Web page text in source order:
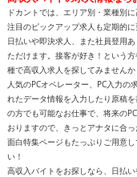
ドカントでは、エリア別・業種別
注目のピックアップ求人も定期的
日払いや即決求人、また社員登用
ただけます。接客が好き！という
種で高収入求人を探してみませんか
人気のPCオペレーター、PC入力の
れたデータ情報を入力したり原稿
の方でも可能なお仕事で、将来の
おりますので、きっとアナタに合っ
面白特集ページもたっぷりご用意
い！
高収入バイトをお探しなら、日払